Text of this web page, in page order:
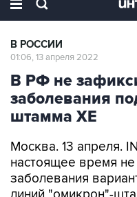
В РОССИИ
01:06, 13 апреля 2022
В РФ не
заболевания
штамма XE
Москва. 13 апреля.
настоящее время
заболевания